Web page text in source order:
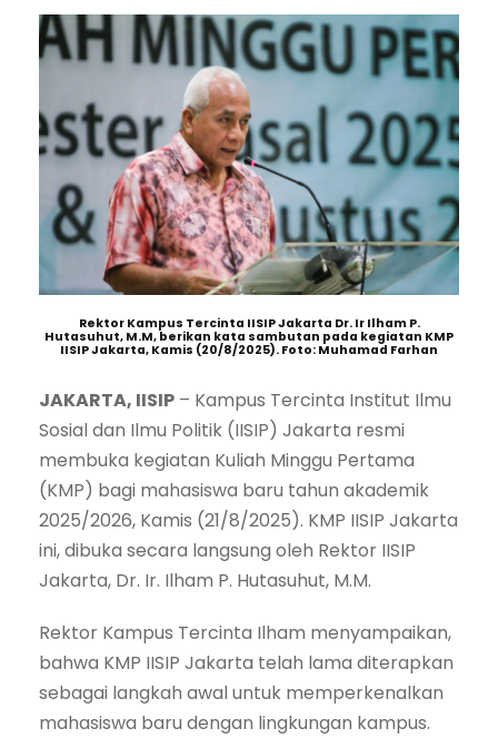
Rektor Kampus Tercinta IISIP Jakarta Dr. Ir Ilham P.
Hutasuhut, M.M, berikan kata sambutan pada kegiatan KMP
IISIP Jakarta, Kamis (20/8/2025). Foto: Muhamad Farhan
JAKARTA, IISIP – Kampus Tercinta Institut Ilmu
Sosial dan Ilmu Politik (IISIP) Jakarta resmi
membuka kegiatan Kuliah Minggu Pertama
(KMP) bagi mahasiswa baru tahun akademik
2025/2026, Kamis (21/8/2025). KMP IISIP Jakarta
ini, dibuka secara langsung oleh Rektor IISIP
Jakarta, Dr. Ir. Ilham P. Hutasuhut, M.M.
Rektor Kampus Tercinta Ilham menyampaikan,
bahwa KMP IISIP Jakarta telah lama diterapkan
sebagai langkah awal untuk memperkenalkan
mahasiswa baru dengan lingkungan kampus.